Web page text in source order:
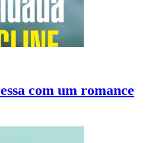
com um romance